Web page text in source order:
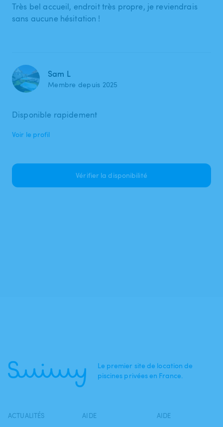
Très bel accueil, endroit très propre, je reviendrais
sans aucune hésitation !
Sam L
Membre depuis 2025
Disponible rapidement
Voir le profil
Vérifier la disponibilité
Le premier site de location de
piscines privées en France.
ACTUALITÉS AIDE AIDE